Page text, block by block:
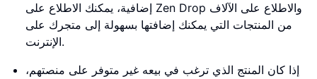
إضافية، يمكنك الاطلاع على Zen Drop والاطلاع على الآلاف
من المنتجات التي يمكنك إضافتها بسهولة إلى متجرك على
الإنترنت.
إذا كان المنتج الذي ترغب في بيعه غير متوفر على منصتهم،